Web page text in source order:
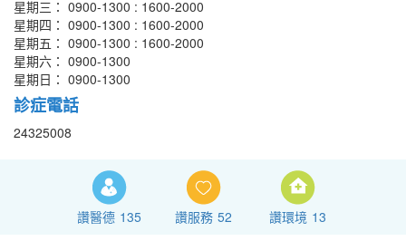
星期三： 0900-1300 : 1600-2000
星期四： 0900-1300 : 1600-2000
星期五： 0900-1300 : 1600-2000
星期六： 0900-1300
星期日： 0900-1300
診症電話
24325008
讚醫德 135 讚服務 52 讚環境 13